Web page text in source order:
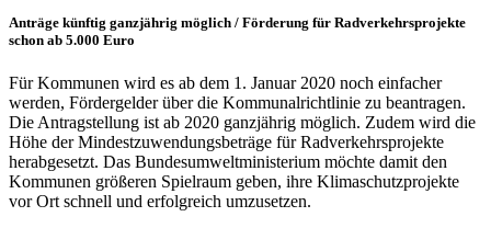
Anträge künftig ganzjährig möglich / Förderung für Radverkehrsprojekte
schon ab 5.000 Euro
Für Kommunen wird es ab dem 1. Januar 2020 noch einfacher
werden, Fördergelder über die Kommunalrichtlinie zu beantragen.
Die Antragstellung ist ab 2020 ganzjährig möglich. Zudem wird die
Höhe der Mindestzuwendungsbeträge für Radverkehrsprojekte
herabgesetzt. Das Bundesumweltministerium möchte damit den
Kommunen größeren Spielraum geben, ihre Klimaschutzprojekte
vor Ort schnell und erfolgreich umzusetzen.